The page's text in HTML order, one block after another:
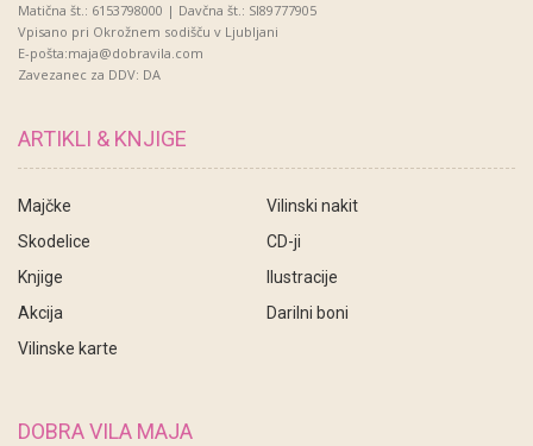
Matična št.: 6153798000 | Davčna št.: SI89777905
Vpisano pri Okrožnem sodišču v Ljubljani
E-pošta:maja@dobravila.com
Zavezanec za DDV: DA
ARTIKLI & KNJIGE
Majčke
Skodelice
Knjige
Akcija
Vilinske karte
Vilinski nakit
CD-ji
Ilustracije
Darilni boni
DOBRA VILA MAJA